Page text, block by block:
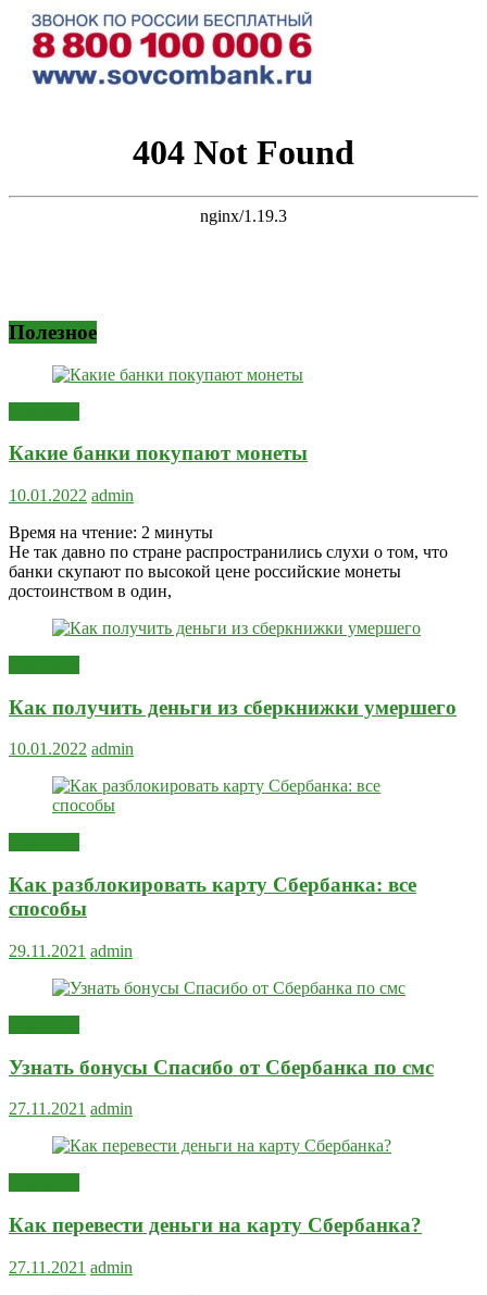
Полезное
Какие банки покупают монеты
10.01.2022 admin
Время на чтение: 2 минуты
Не так давно по стране распространились слухи о том, что
банки скупают по высокой цене российские монеты
достоинством в один,
Как получить деньги из сберкнижки умершего
10.01.2022 admin
Как разблокировать карту Сбербанка: все
способы
29.11.2021 admin
Узнать бонусы Спасибо от Сбербанка по смс
27.11.2021 admin
Как перевести деньги на карту Сбербанка?
27.11.2021 admin